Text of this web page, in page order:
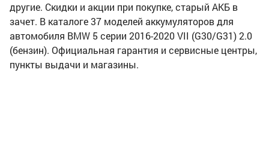
другие. Скидки и акции при покупке, старый АКБ в
зачет. В каталоге 37 моделей аккумуляторов для
автомобиля BMW 5 серии 2016-2020 VII (G30/G31) 2.0
(бензин). Официальная гарантия и сервисные центры,
пункты выдачи и магазины.